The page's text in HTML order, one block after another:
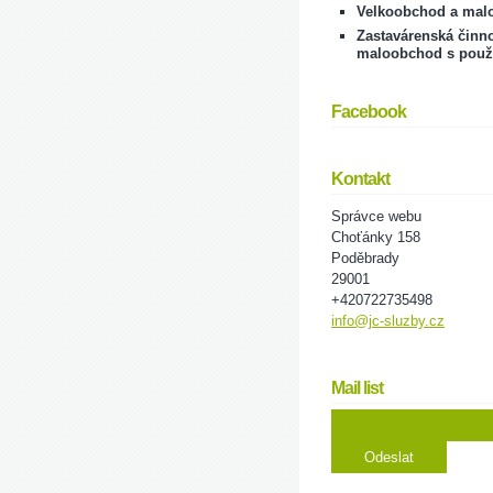
Velkoobchod a
Zastavárenská
maloobchod s
Facebook
Kontakt
Správce webu
Choťánky 158
Poděbrady
29001
+420722735498
info@jc-sluzby.cz
Mail list